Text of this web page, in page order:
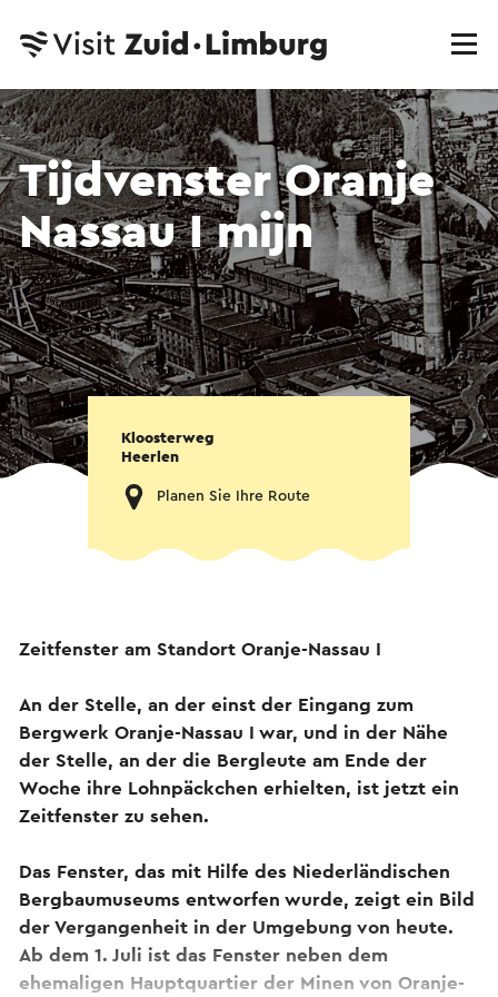
Tijdvenster Oranje
Nassau I mijn
Kloosterweg
Heerlen
Planen Sie Ihre Route
Zeitfenster am Standort Oranje-Nassau I
An der Stelle, an der einst der Eingang zum
Bergwerk Oranje-Nassau I war, und in der Nähe
der Stelle, an der die Bergleute am Ende der
Woche ihre Lohnpäckchen erhielten, ist jetzt ein
Zeitfenster zu sehen.
Das Fenster, das mit Hilfe des Niederländischen
Bergbaumuseums entworfen wurde, zeigt ein Bild
der Vergangenheit in der Umgebung von heute.
Ab dem 1. Juli ist das Fenster neben dem
ehemaligen Hauptquartier der Minen von Oranje-